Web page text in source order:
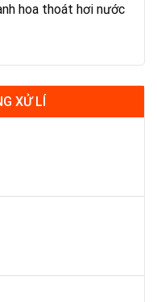
hoa thoát hơi nước
XỬ LÍ